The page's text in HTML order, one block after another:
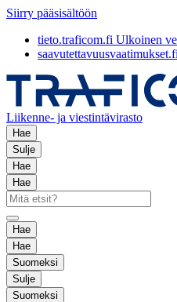
Siirry pääsisältöön
tieto.traficom.fi Ulkoinen
saavutettavuusvaatimukset.fi
Liikenne- ja viestintävirasto
Hae
Sulje
Hae
Hae
Hae
Hae
Suomeksi
Sulje
Suomeksi